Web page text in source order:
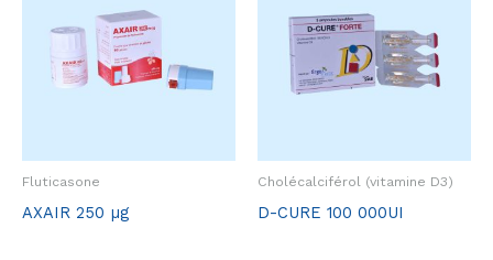
Fluticasone
AXAIR 250 µg
Cholécalciférol (vitamine D3)
D-CURE 100 000UI